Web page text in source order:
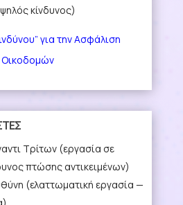
κίνδυνος)
για την Ασφάλιση
Οικοδομών
Τρίτων (εργασία σε
πτώσης αντικειμένων)
(ελαττωματική εργασία —